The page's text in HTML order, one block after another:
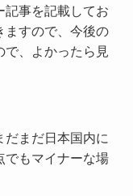
記事を記載してお
ますので、今後の
で、よかったら見
だまだ日本国内に
でもマイナーな場